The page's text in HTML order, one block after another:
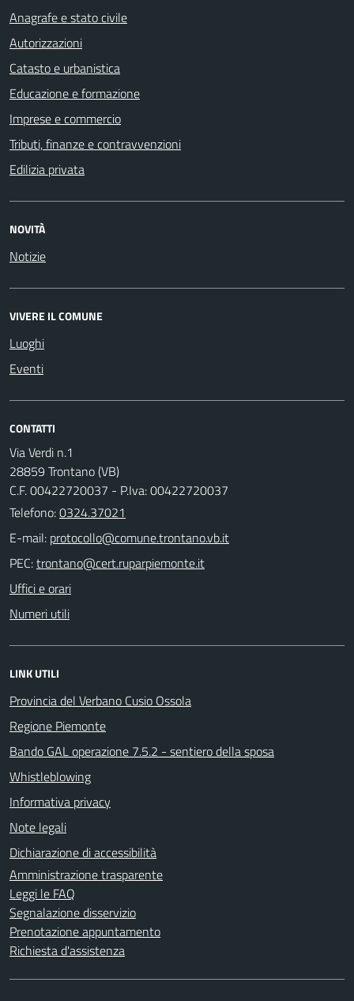
Anagrafe e stato civile
Autorizzazioni
Catasto e urbanistica
Educazione e formazione
Imprese e commercio
Tributi, finanze e contravvenzioni
Edilizia privata
NOVITÀ
Notizie
VIVERE IL COMUNE
Luoghi
Eventi
CONTATTI
Via Verdi n.1
28859 Trontano (VB)
C.F. 00422720037 - P.Iva: 00422720037
Telefono:0324.37021
E-mail:
PEC:
Uffici e orari
Numeri utili
LINK UTILI
Provincia del Verbano Cusio Ossola
Regione Piemonte
Bando GAL operazione 7.5.2 - sentiero della sposa
Whistleblowing
Informativa privacy
Note legali
Dichiarazione di accessibilità
Amministrazione trasparente
Leggi le FAQ
Segnalazione disservizio
Prenotazione appuntamento
Richiesta d'assistenza